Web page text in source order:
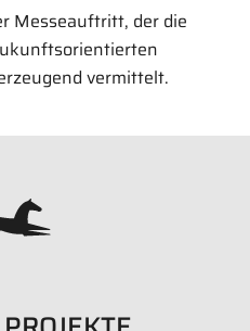
Messeauftritt, der die
vermittelt.